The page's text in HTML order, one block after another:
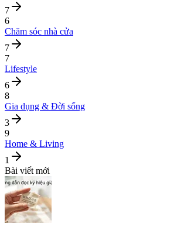
7
6
Chăm sóc nhà cửa
7
7
Lifestyle
6
8
Gia dụng & Đời sống
3
9
Home & Living
1
Bài viết mới